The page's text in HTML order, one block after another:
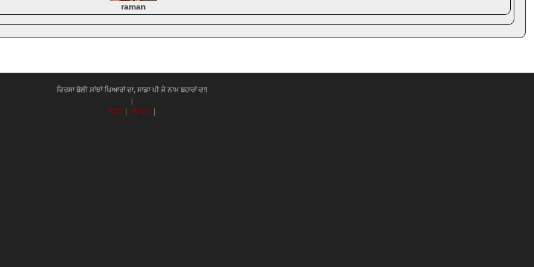
raman
ਵਿਰਸਾ ਬੋਲੀ ਸਾਂਝਾਂ ਪਿਆਰਾਂ ਦਾ, ਸਾਡਾ ਪੀ ਜੇ ਨਾਮ ਬਹਾਰਾਂ ਦਾ!
RSS
WAP2